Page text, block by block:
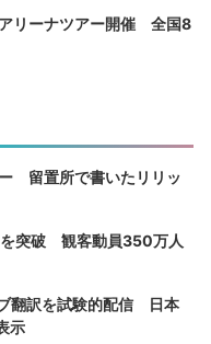
リーナツアー開催 全国8
留置所で書いたリリッ
突破 観客動員350万人
翻訳を試験的配信 日本
示